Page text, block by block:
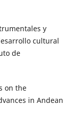
y
cultural
de
on the
in Andean